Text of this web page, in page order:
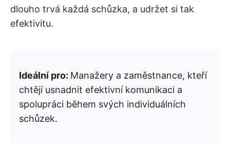
dlouho trvá každá schůzka, a udržet si tak
efektivitu.
Ideální pro: Manažery a zaměstnance, kteří
chtějí usnadnit efektivní komunikaci a
spolupráci během svých individuálních
schůzek.